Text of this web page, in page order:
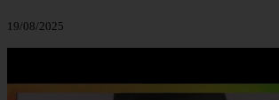
19/08/2025